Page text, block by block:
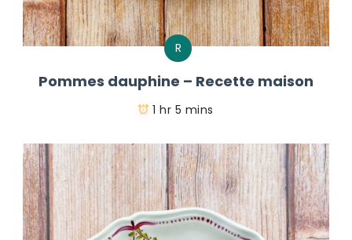
R
Pommes dauphine – Recette maison
1 hr 5 mins